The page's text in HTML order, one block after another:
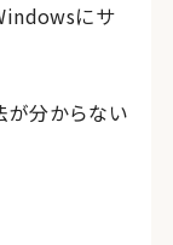
にサ
が分からない